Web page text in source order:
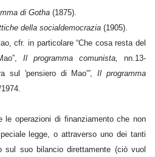
di Gotha (1875).
della socialdemocrazia (1905).
cfr. in particolare “Che cosa resta del
Il programma comunista, nn.13-
sul 'pensiero di Mao'”,Il programma
le operazioni di finanziamento che non
legge, o attraverso uno dei tanti
sul suo bilancio direttamente (ciò vuol